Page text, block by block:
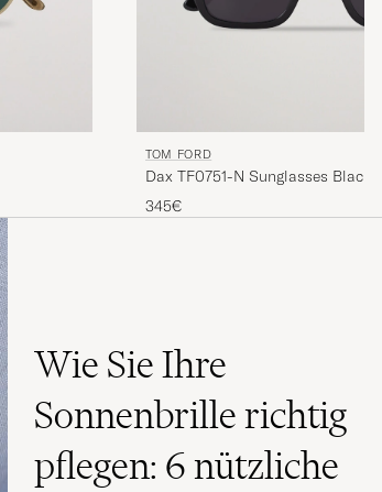
TOM FORD
Dax TF0751-N Sunglasses Black
345€
Wie Sie Ihre
Sonnenbrille richtig
pflegen: 6 nützliche